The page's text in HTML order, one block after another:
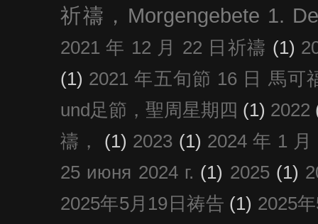
祈禱，Morgengebete 1.
2021 年 12 月 22 日祈禱 (1)
(1) 2021 年五旬節 16 日 馬可
und足節，聖周星期四 (1) 2022
禱，
(1) 2023 (1) 2024 年 1
25 июня 2024 г. (1) 2025 (1)
2025年5月19日祷告 (1) 2025